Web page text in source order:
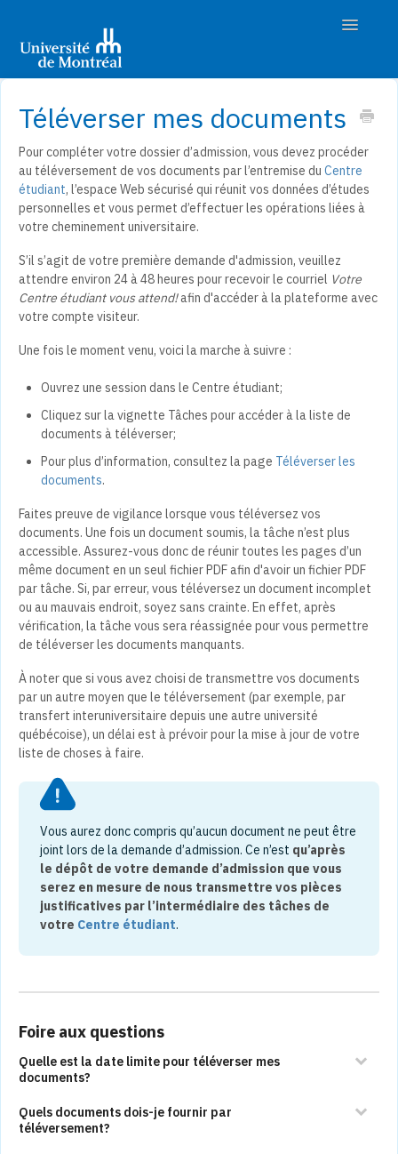
Toggle
Préparer son admission
Déposer sa demande
Suivre son dossier
Nous joindre
Téléverser mes documents
Pour compléter votre dossier d’admission, vous devez procéder
au téléversement de vos documents par l’entremise du Centre
étudiant, l’espace Web sécurisé qui réunit vos données d’études
personnelles et vous permet d’effectuer les opérations liées à
votre cheminement universitaire.
S’il s’agit de votre première demande d'admission, veuillez
attendre environ 24 à 48 heures pour recevoir le courriel Votre
Centre étudiant vous attend!afin d'accéder à la plateforme avec
votre compte visiteur.
Une fois le moment venu, voici la marche à suivre :
Ouvrez une session dans le Centre étudiant;
Cliquez sur la vignette Tâches pour accéder à la liste de
documents à téléverser;
Pour plus d’information, consultez la page Téléverser les
documents.
Faites preuve de vigilance lorsque vous téléversez vos
documents. Une fois un document soumis, la tâche n’est plus
accessible. Assurez-vous donc de réunir toutes les pages d’un
même document en un seul fichier PDF afin d'avoir un fichier PDF
par tâche. Si, par erreur, vous téléversez un document incomplet
ou au mauvais endroit, soyez sans crainte. En effet, après
vérification, la tâche vous sera réassignée pour vous permettre
de téléverser les documents manquants.
À noter que si vous avez choisi de transmettre vos documents
par un autre moyen que le téléversement (par exemple, par
transfert interuniversitaire depuis une autre université
québécoise), un délai est à prévoir pour la mise à jour de votre
liste de choses à faire.
Vous aurez donc compris qu’aucun document ne peut être
joint lors de la demande d’admission. Ce n’est qu’après
le dépôt de votre demande d’admission que vous
serez en mesure de nous transmettre vos pièces
justificatives par l’intermédiaire des tâches de
votre Centre étudiant.
Foire aux questions
Quelle est la date limite pour téléverser mes
documents?
Quels documents dois-je fournir par
téléversement?